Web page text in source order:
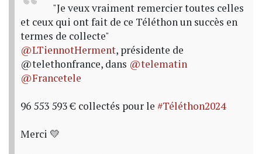
"Je veux vraiment remercier toutes celles
et ceux qui ont fait de ce Téléthon un succès en
termes de collecte"
@LTiennotHerment, présidente de
@telethonfrance, dans @telematin
@Francetele
96 553 593 € collectés pour le #Téléthon2024
Merci 💛